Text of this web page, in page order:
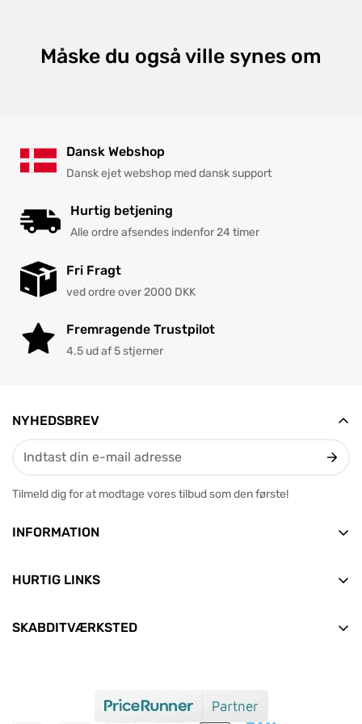
Måske du også ville synes om
Dansk Webshop
Dansk ejet webshop med dansk support
Hurtig betjening
Alle ordre afsendes indenfor 24 timer
Fri Fragt
ved ordre over 2000 DKK
Fremragende Trustpilot
4.5 ud af 5 stjerner
INFORMATION
9400 Nørresundby
Find os
HURTIG LINKS
SKABDITVÆRKSTED
NYHEDSBREV
Tilmeld dig for at modtage vores tilbud som den første!